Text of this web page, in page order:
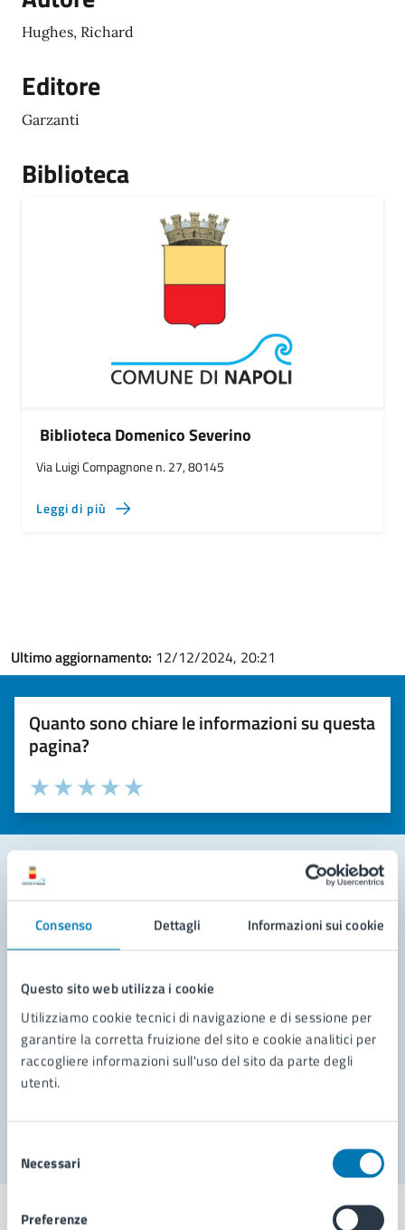
Consenso Dettagli Informazioni sui cookie
Questo sito web utilizza i cookie
Utilizziamo cookie tecnici di navigazione e di sessione per
garantire la corretta fruizione del sito e cookie analitici per
raccogliere informazioni sull'uso del sito da parte degli
utenti.
delNecessari
Preferenze
Hughes, Richard
Editore
Garzanti
Biblioteca
Biblioteca Domenico Severino
Via Luigi Compagnone n. 27, 80145
Leggi di più
Ultimo aggiornamento: 12/12/2024, 20:21
Quanto sono chiare le informazioni su questa
pagina?
Valuta la chiarezza delle informazioni (da 1 a 5 stelle)
Seleziona il numero di stelle per valutare la chiarezza delle
Valuta 5 stelle su 5
Valuta 4 stelle su 5
Valuta 3 stelle su 5
Valuta 2 stelle su 5
Valuta 1 stelle su 5
Leggi le domande frequenti
Richiedi assistenza
Prenota appuntamento
Problemi in città